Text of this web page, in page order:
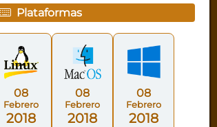
Plataformas
08
Febrero
2018
08
Febrero
2018
08
Febrero
2018